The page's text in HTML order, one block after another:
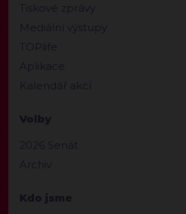
Tiskové zprávy
Mediální výstupy
TOPlife
Aplikace
Kalendář akcí
Volby
2026 Senát
Archiv
Kdo jsme